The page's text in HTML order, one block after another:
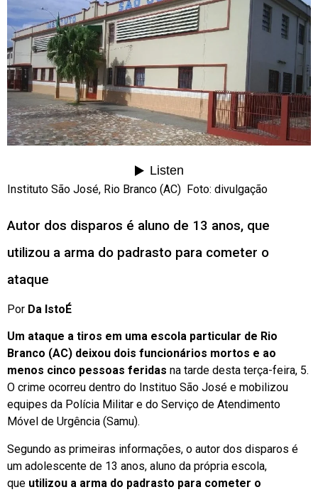
Instituto São José, Rio Branco (AC) Foto: divulgação
Autor dos disparos é aluno de 13 anos, que
utilizou a arma do padrasto para cometer o
ataque
Por Da IstoÉ
Um ataque a tiros em uma escola particular de Rio
Branco (AC) deixou dois funcionários mortos e ao
menos cinco pessoas feridas na tarde desta terça-feira, 5.
O crime ocorreu dentro do Instituo São José e mobilizou
equipes da Polícia Militar e do Serviço de Atendimento
Móvel de Urgência (Samu).
Segundo as primeiras informações, o autor dos disparos é
um adolescente de 13 anos, aluno da própria escola,
que utilizou a arma do padrasto para cometer o